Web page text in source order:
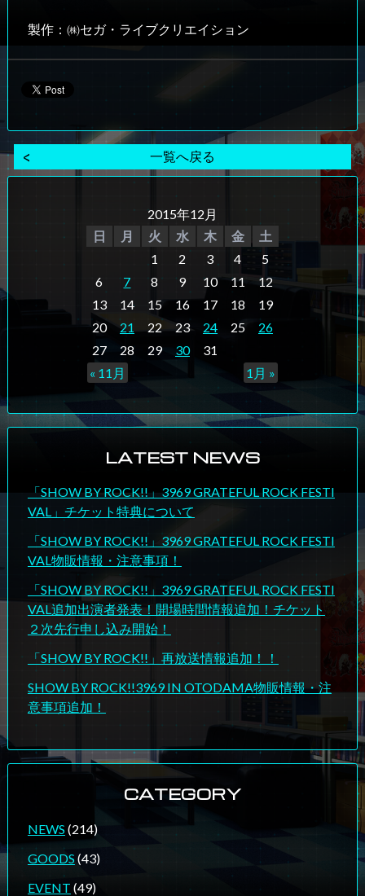
製作：㈱セガ・ライブクリエイション
一覧へ戻る
2015年12月
日
月 火 水 木 金 土
« 11月 1月 »
1 2 3 4
5
6
7 8 9 10 11
12
13
14 15 16 17 18
19
20
21 22 23 24 25
26
27
28 29 30 31
LATEST NEWS
「SHOW BY ROCK!!」3969 GRATEFUL ROCK FESTI
VAL」チケット特典について
「SHOW BY ROCK!!」3969 GRATEFUL ROCK FESTI
VAL物販情報・注意事項！
「SHOW BY ROCK!!」3969 GRATEFUL ROCK FESTI
VAL追加出演者発表！開場時間情報追加！チケット
２次先行申し込み開始！
「SHOW BY ROCK!!」再放送情報追加！！
SHOW BY ROCK!!3969 IN OTODAMA物販情報・注
意事項追加！
CATEGORY
NEWS (214)
GOODS(43)
EVENT (49)